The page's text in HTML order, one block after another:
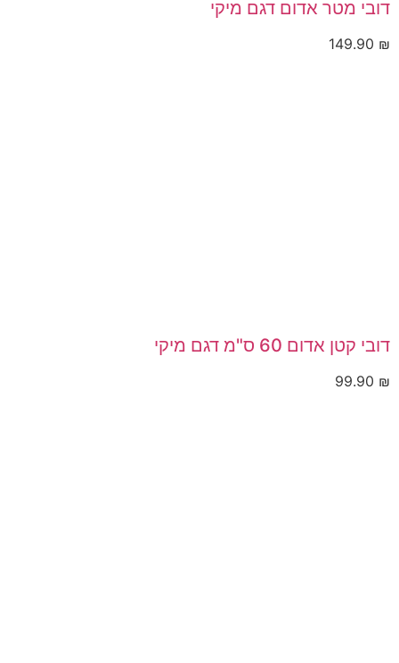
דובי מטר אדום דגם מיקי
₪
דובי קטן אדום 60 ס"מ דגם מיקי
₪